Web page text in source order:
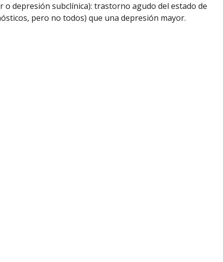
depresión subclínica): trastorno agudo del estado de
pero no todos) que una depresión mayor.